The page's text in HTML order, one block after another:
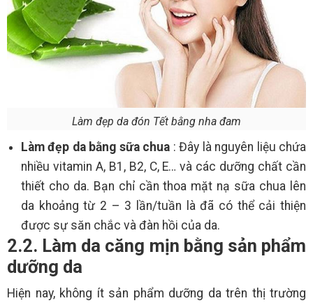
Làm đẹp da đón Tết bằng nha đam
Làm đẹp da bằng sữa chua : Đây là nguyên liệu chứa
nhiều vitamin A, B1, B2, C, E… và các dưỡng chất cần
thiết cho da. Bạn chỉ cần thoa mặt nạ sữa chua lên
da khoảng từ 2 – 3 lần/tuần là đã có thể cải thiện
được sự săn chắc và đàn hồi của da.
2.2. Làm da căng mịn bằng sản phẩm
dưỡng da
Hiện nay, không ít sản phẩm dưỡng da trên thị trường